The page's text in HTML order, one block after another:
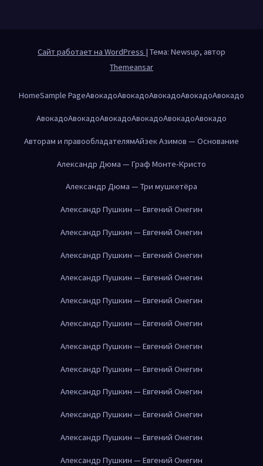
Сайт работает на WordPress | Тема: Newsup, автор
Themeansar
HomeSample PageАвокадоАвокадоАвокадоАвокадоАвокадо
АвокадоАвокадоАвокадоАвокадоАвокадоАвокадо
Авторам и правообладателямАйзек Азимов — Основание
Александр Дюма — Граф Монте-Кристо
Александр Дюма — Три мушкетёра
Александр Пушкин — Евгений Онегин
Александр Пушкин — Евгений Онегин
Александр Пушкин — Евгений Онегин
Александр Пушкин — Евгений Онегин
Александр Пушкин — Евгений Онегин
Александр Пушкин — Евгений Онегин
Александр Пушкин — Евгений Онегин
Александр Пушкин — Евгений Онегин
Александр Пушкин — Евгений Онегин
Александр Пушкин — Евгений Онегин
Александр Пушкин — Евгений Онегин
Александр Пушкин — Евгений Онегин